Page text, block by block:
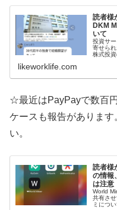
読者様
DKM
いて
投資サ
寄せら
株式投
likeworklife.com
☆最近はPayPayで数百
ケースも報告がありま
い。
読者様
の情報
は注意
World
共有さ
ミにつ